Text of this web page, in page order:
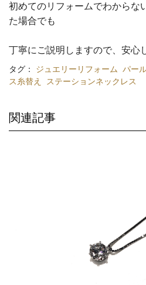
初めてのリフォームでわからな
た場合でも
丁寧にご説明しますので、安心
タグ： ジュエリーリフォーム パー
ス糸替え
ステーションネックレス
関連記事